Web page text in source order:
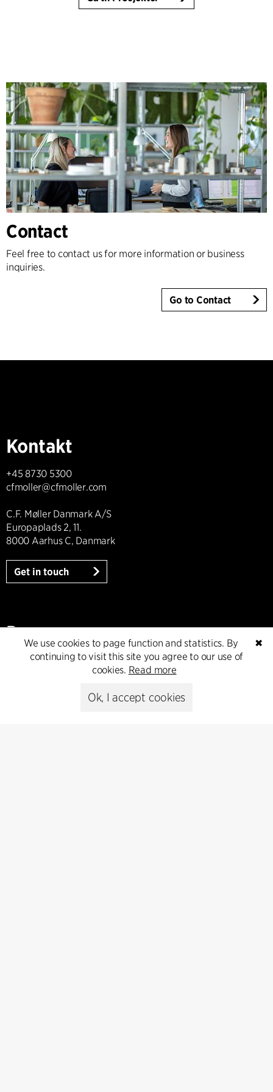
Contact
Feel free to contact us for more information or business
inquiries.
Go to Contact
Kontakt
+45 8730 5300
cfmoller@cfmoller.com
C.F. Møller Danmark A/S
Europaplads 2, 11.
8000 Aarhus C, Danmark
Get in touch
Presse
Head of Communications
Peter Sikker Rasmussen
✖
We use cookies to page function and statistics. By
continuing to visit this site you agree to our use of
cookies. Read more
Ok, I accept cookies